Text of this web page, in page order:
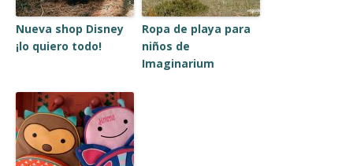
Nueva shop Disney
¡lo quiero todo!
Ropa de playa para
niños de
Imaginarium